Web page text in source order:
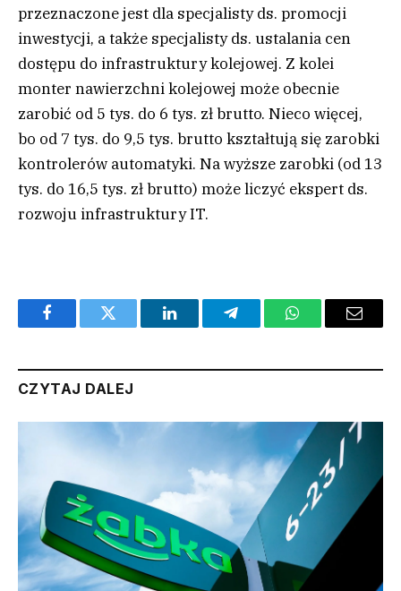
przeznaczone jest dla specjalisty ds. promocji
inwestycji, a także specjalisty ds. ustalania cen
dostępu do infrastruktury kolejowej. Z kolei
monter nawierzchni kolejowej może obecnie
zarobić od 5 tys. do 6 tys. zł brutto. Nieco więcej,
bo od 7 tys. do 9,5 tys. brutto kształtują się zarobki
kontrolerów automatyki. Na wyższe zarobki (od 13
tys. do 16,5 tys. zł brutto) może liczyć ekspert ds.
rozwoju infrastruktury IT.
FacebookTwitter LinkedInTelegramWhatsAppEmail
CZYTAJ DALEJ